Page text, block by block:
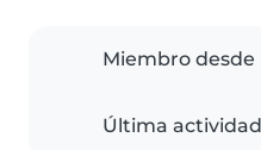
Miembro desde
Última actividad